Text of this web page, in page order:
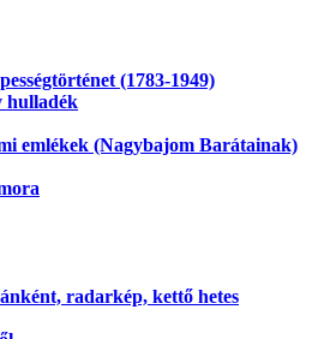
(1783-1949)
hulladék
emlékek (Nagybajom Barátainak)
radarkép, kettő hetes